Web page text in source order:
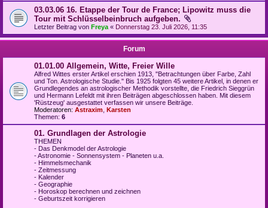
03.03.06 16. Etappe der Tour de France; Lipowitz muss die
Tour mit Schlüsselbeinbruch aufgeben.
Letzter Beitrag von Freya « Donnerstag 23. Juli 2026, 11:35
Forum
01.01.00 Allgemein, Witte, Freier Wille
Alfred Wittes erster Artikel erschien 1913, "Betrachtungen über Farbe, Zahl
und Ton. Astrologische Studie." Bis 1925 folgten 45 weitere Artikel, in denen er
Grundlegendes an astrologischer Methodik vorstellte, die Friedrich Sieggrün
und Hermann Lefeldt mit ihren Beiträgen abgeschlossen haben. Mit diesem
'Rüstzeug' ausgestattet verfassen wir unsere Beiträge.
Moderatoren: Astraxim Karsten
Themen: 6
01. Grundlagen der Astrologie
THEMEN
- Das Denkmodel der Astrologie
- Astronomie - Sonnensystem - Planeten u.a.
- Himmelsmechanik
- Zeitmessung
- Kalender
- Geographie
- Horoskop berechnen und zeichnen
- Geburtszeit korrigieren